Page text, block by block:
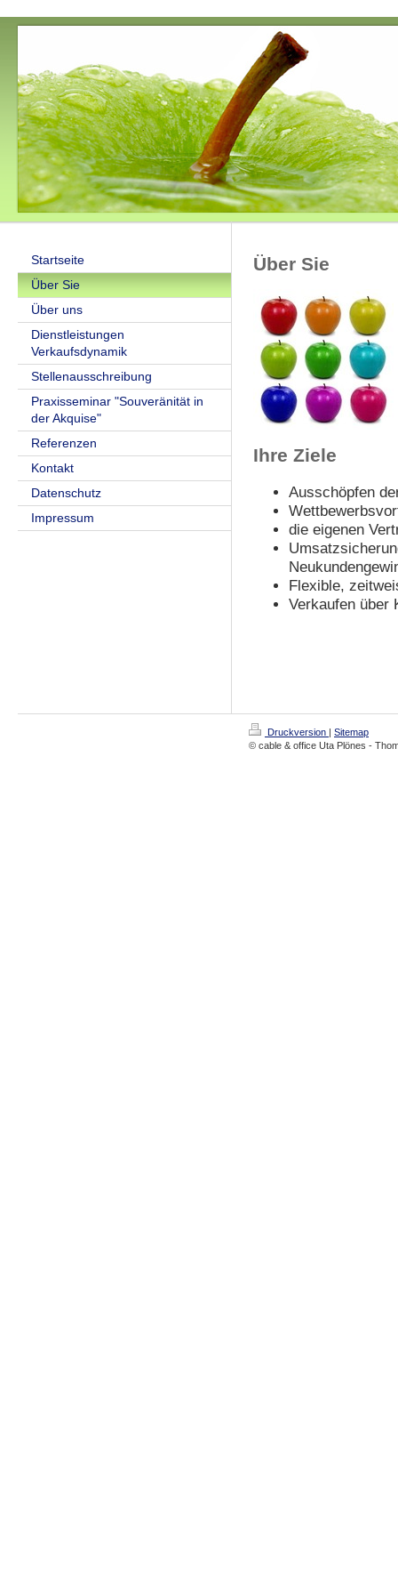
Startseite
Über Sie
Über uns
Dienstleistungen
Verkaufsdynamik
Stellenausschreibung
Praxisseminar "Souveränität in
der Akquise"
Referenzen
Kontakt
Datenschutz
Impressum
Über Sie
Ihre Ziele
Ausschöpfen
die eigenen
Flexible,
Verkaufen über
Druckversion | Sitemap
© cable & office Uta Plönes -